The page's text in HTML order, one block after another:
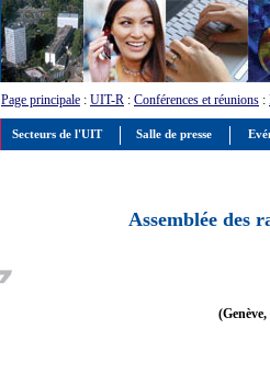
Page principale : UIT-R : Conférences et réunions :
Assemblée des
Secteurs de l'UIT Salle de presse